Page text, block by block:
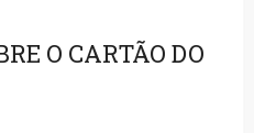
O CARTÃO DO